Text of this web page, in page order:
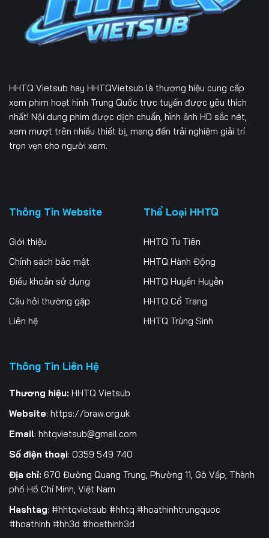
Tập 171 Tập 172 Tập 173
Tập 174
Tập 180 Tập 181 Tập 182
Tập 183 Tập 184 Tập 185
Tập 186
Tập 192 Tập 194
Tập 198 Tập 199 Tập 200
Tập 201 Tập 202 Tập 203
Tập 210
Tập 213 Tập 214
Tập 216 Tập 217
Tập 222 Tập 223 Tập 224
Tập 225 Tập 226
Tập 228 Tập 229
HHTQ Vietsub hay HHTQVietsub là thương hiệu cung cấp
xem phim hoạt hình Trung Quốc trực tuyến được yêu thích
nhất! Nội dung phim được dịch chuẩn, hình ảnh HD sắc nét,
xem mượt trên nhiều thiết bị, mang đến trải nghiệm giải trí
trọn vẹn cho người xem.
Thông Tin Website
Giới thiệu
Chính sách bảo mật
Điều khoản sử dụng
Câu hỏi thường gặp
Liên hệ
Thể Loại HHTQ
HHTQ Tu Tiên
HHTQ Hành Động
HHTQ Huyền Huyễn
HHTQ Cổ Trang
HHTQ Trùng Sinh
Thông Tin Liên Hệ
Thương hiệu: HHTQ Vietsub
Website: https://braw.org.uk
Email: hhtqvietsub@gmail.com
Số điện thoại: 0359 549 740
Địa chỉ: 670 Đường Quang Trung, Phường 11, Gò Vấp, Thành
phố Hồ Chí Minh, Việt Nam
Hashtag: #hhtqvietsub #hhtq #hoathinhtrungquoc
#hoathinh #hh3d #hoathinh3d